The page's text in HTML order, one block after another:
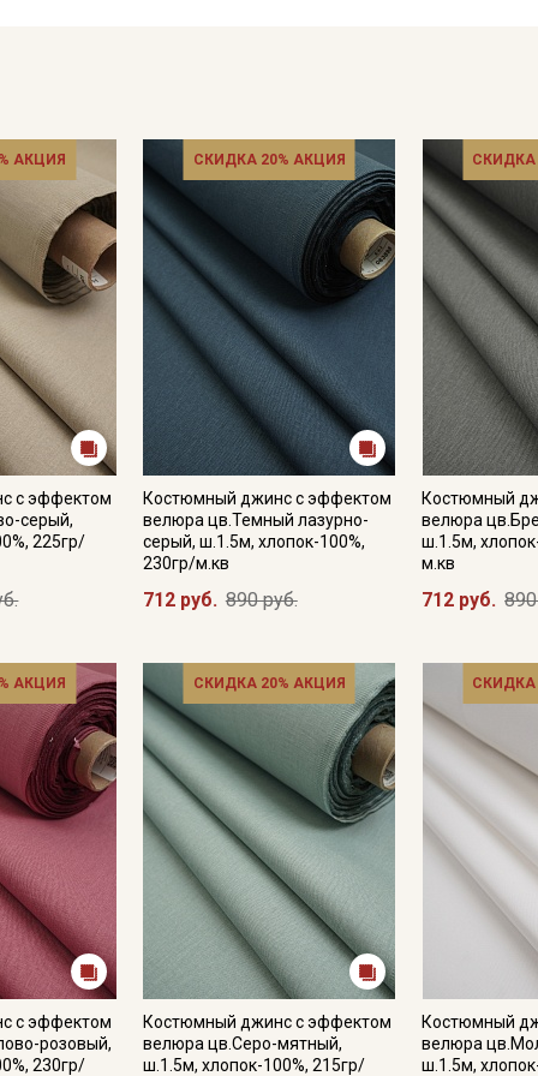
Уход:
- стирка до 30-40C, отжим до 600 оборотов (вывернув
- запрещены отбеливатели;
- сушить в подвешенном и расправленном состоянии;
- глажка только с изнаночной стороны.
Обращаем ваше внимание, что цветопередача
зависит от настроек вашего экрана и от партии, но мы в
цвет и фактуру наших тканей!
АКЦИЯ
с эффектом
серый,
225гр/
СКИДКА 20% АКЦИЯ
Костюмный джинс с эффектом
велюра цв.Темный лазурно-
серый, ш.1.5м, хлопок-100%,
230гр/м.кв
712 руб. 890 руб.
СКИДКА
Костюмный
велюра
ш.1.5м,
м.кв
712 руб.
АКЦИЯ
с эффектом
розовый,
230гр/
СКИДКА 20% АКЦИЯ
Костюмный джинс с эффектом
велюра цв.Серо-мятный,
ш.1.5м, хлопок-100%, 215гр/
СКИДКА
Костюмный
велюра
ш.1.5м,
Секретная рассылка от
Купава
Мы публикуем здесь дополнительные
промокоды и скидки до 30% на узкие
категории тканей
Электронная почта